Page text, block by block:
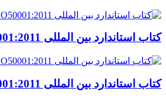
کتاب استاندارد بین المللی ISO50001:2011
کتاب استاندارد بین المللی ISO50001:2011